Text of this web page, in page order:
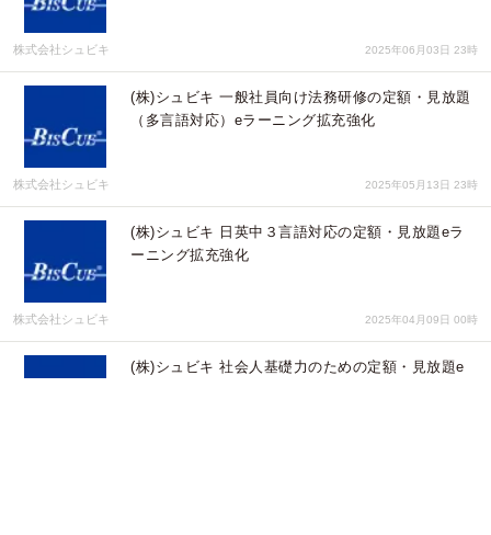
株式会社シュビキ 2025年06月03日 23時
(株)シュビキ 一般社員向け法務研修の定額・見放題
（多言語対応）eラーニング拡充強化
株式会社シュビキ 2025年05月13日 23時
(株)シュビキ 日英中３言語対応の定額・見放題eラ
ーニング拡充強化
株式会社シュビキ 2025年04月09日 00時
(株)シュビキ 社会人基礎力のための定額・見放題e